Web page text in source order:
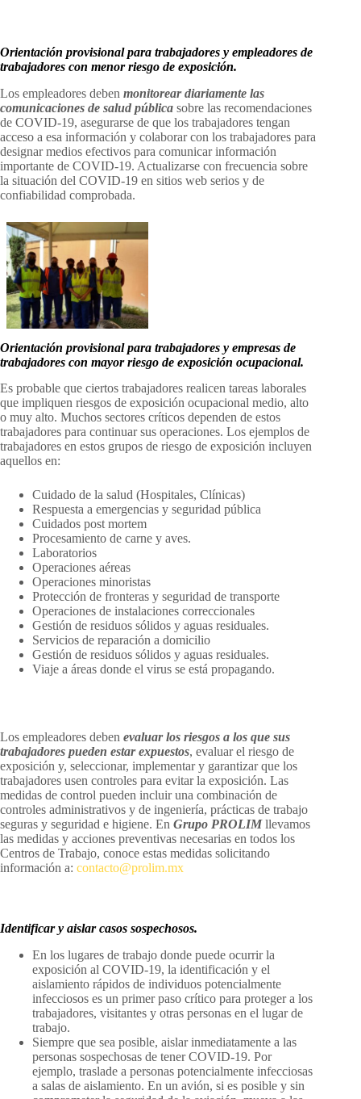
Orientación provisional para trabajadores y empleadores de
trabajadores con menor riesgo de exposición.
Los empleadores deben monitorear diariamente las
comunicaciones de salud pública sobre las recomendaciones
de COVID-19, asegurarse de que los trabajadores tengan
acceso a esa información y colaborar con los trabajadores para
designar medios efectivos para comunicar información
importante de COVID-19. Actualizarse con frecuencia sobre
la situación del COVID-19 en sitios web serios y de
confiabilidad comprobada.
Orientación provisional para trabajadores y empresas de
trabajadores con mayor riesgo de exposición ocupacional.
Es probable que ciertos trabajadores realicen tareas laborales
que impliquen riesgos de exposición ocupacional medio, alto
o muy alto. Muchos sectores críticos dependen de estos
trabajadores para continuar sus operaciones. Los ejemplos de
trabajadores en estos grupos de riesgo de exposición incluyen
aquellos en:
Cuidado de la salud (Hospitales, Clínicas)
Respuesta a emergencias y seguridad pública
Cuidados post mortem
Procesamiento de carne y aves.
Laboratorios
Operaciones aéreas
Operaciones minoristas
Protección de fronteras y seguridad de transporte
Operaciones de instalaciones correccionales
Gestión de residuos sólidos y aguas residuales.
Servicios de reparación a domicilio
Gestión de residuos sólidos y aguas residuales.
Viaje a áreas donde el virus se está propagando.
Los empleadores deben evaluar los riesgos a los que sus
trabajadores pueden estar expuestos, evaluar el riesgo de
exposición y, seleccionar, implementar y garantizar que los
trabajadores usen controles para evitar la exposición. Las
medidas de control pueden incluir una combinación de
controles administrativos y de ingeniería, prácticas de trabajo
seguras y seguridad e higiene. En Grupo PROLIMllevamos
las medidas y acciones preventivas necesarias en todos los
Centros de Trabajo, conoce estas medidas solicitando
información a: contacto@prolim.mx
Identificar y aislar casos sospechosos.
En los lugares de trabajo donde puede ocurrir la
exposición al COVID-19, la identificación y el
aislamiento rápidos de individuos potencialmente
infecciosos es un primer paso crítico para proteger a los
trabajadores, visitantes y otras personas en el lugar de
trabajo.
Siempre que sea posible, aislar inmediatamente a las
personas sospechosas de tener COVID-19. Por
ejemplo, traslade a personas potencialmente infecciosas
a salas de aislamiento. En un avión, si es posible y sin